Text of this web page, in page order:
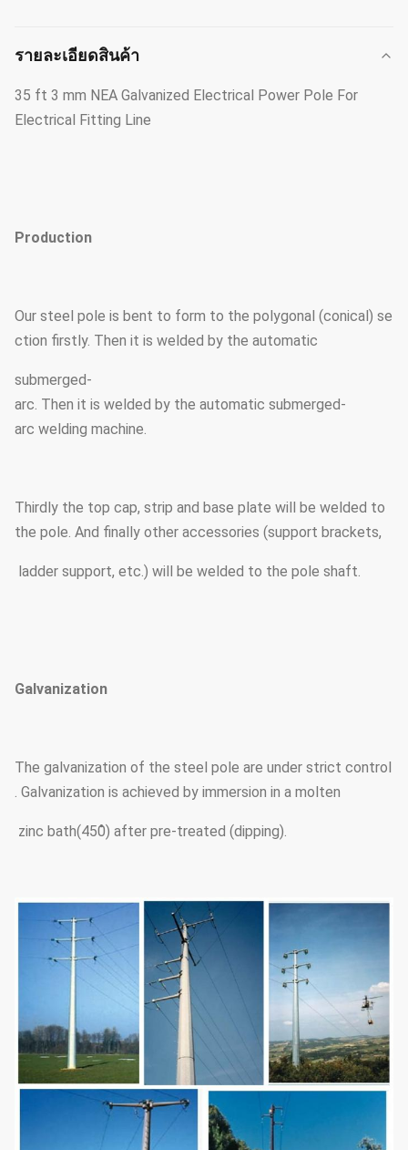
รายละเอียดสินค้า
35 ft 3 mm NEA Galvanized Electrical Power Pole For
Electrical Fitting Line
Production
Our steel pole is bent to form to the polygonal (conical) se
ction firstly. Then it is welded by the automatic
submerged-
arc. Then it is welded by the automatic submerged-
arc welding machine.
Thirdly the top cap, strip and base plate will be welded to
the pole. And finally other accessories (support brackets,
ladder support, etc.) will be welded to the pole shaft.
Galvanization
The galvanization of the steel pole are under strict control
. Galvanization is achieved by immersion in a molten
zinc bath(450̊) after pre-treated (dipping).